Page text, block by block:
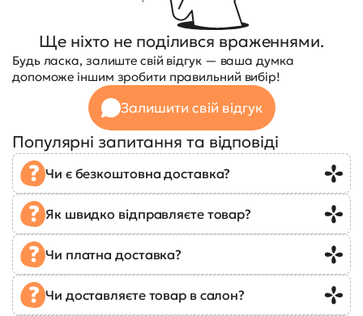
Ще ніхто не поділився враженнями.
Будь ласка, залиште свій відгук — ваша думка
допоможе іншим зробити правильний вибір!
Залишити свій відгук
Популярні запитання та відповіді
Чи є безкоштовна доставка?
Як швидко відправляєте товар?
Чи платна доставка?
Чи доставляєте товар в салон?